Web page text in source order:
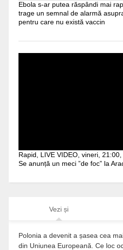
Ebola s-ar putea răspândi mai
trage un semnal de alarmă
pentru care nu există vaccin
Rapid, LIVE VIDEO, vineri,
Se anunță un meci ”de foc” la
Vezi și
Polonia a devenit a șasea cea
din Uniunea Europeană. Ce loc